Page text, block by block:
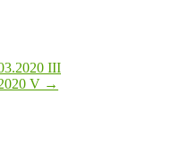
III
V →